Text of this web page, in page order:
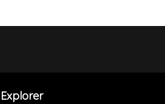
Explorer